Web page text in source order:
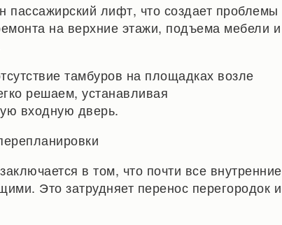
пассажирский лифт, что создает проблемы
на верхние этажи, подъема мебели и
тамбуров на площадках возле
решаем, устанавливая
входную дверь.
в том, что почти все внутренние
Это затрудняет перенос перегородок и